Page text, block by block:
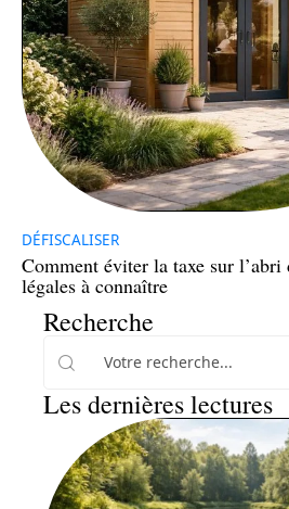
DÉFISCALISER
Comment éviter la taxe sur l’abri
légales à connaître
Recherche
Les dernières lectures